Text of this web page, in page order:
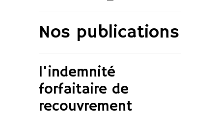
Nos publications
l'indemnité
forfaitaire de
recouvrement